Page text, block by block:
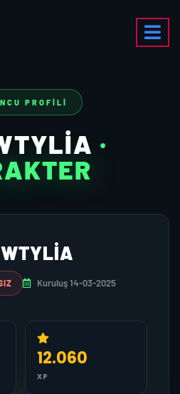
PROFILI
·
Kuruluş 14-03-2025
12.060
XP